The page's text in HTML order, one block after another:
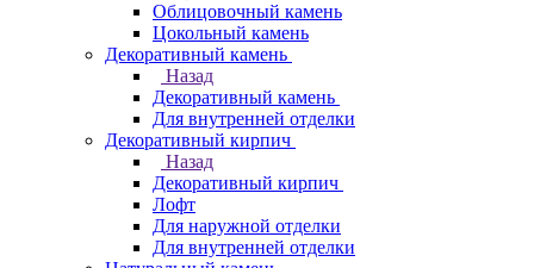
Облицовочный камень
Цокольный камень
Декоративный камень
Назад
Декоративный камень
Для внутренней отделки
Декоративный кирпич
Назад
Декоративный кирпич
Лофт
Для наружной отделки
Для внутренней отделки